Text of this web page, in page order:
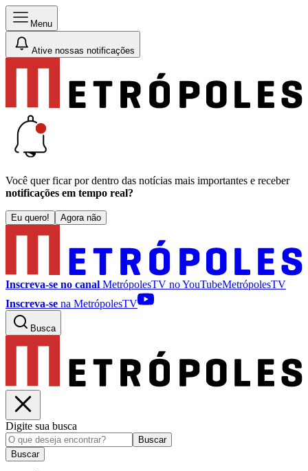
Menu
Ative nossas notificações
Você quer ficar por dentro das notícias mais importantes e receber
notificações em tempo real?
Eu quero! Agora não
Inscreva-se no canal MetrópolesTV noYouTubeMetrópolesTV
Inscreva-se na MetrópolesTV
Busca
Digite sua busca
Buscar
Buscar